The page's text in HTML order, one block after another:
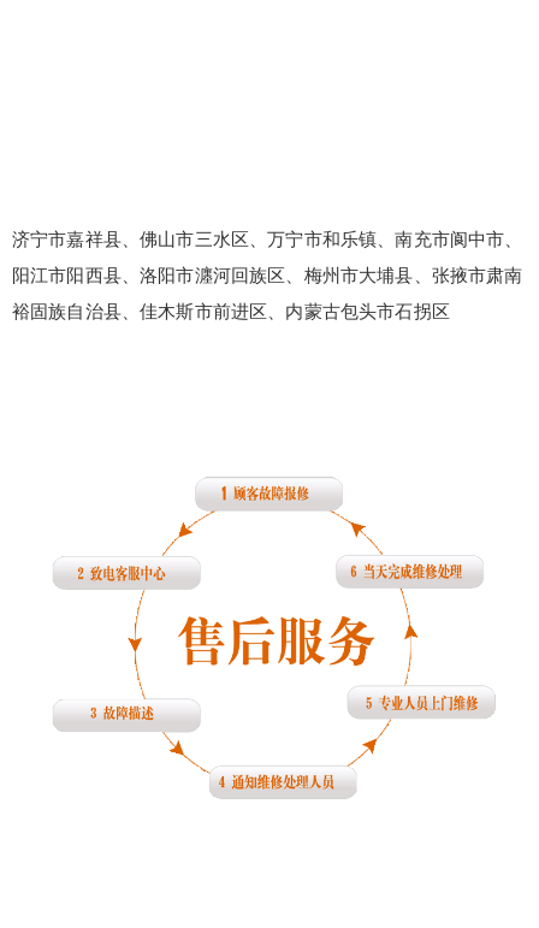
济宁市嘉祥县、佛山市三水区、万宁市和乐镇、南充市阆中市、
阳江市阳西县、洛阳市瀍河回族区、梅州市大埔县、张掖市肃南
裕固族自治县、佳木斯市前进区、内蒙古包头市石拐区